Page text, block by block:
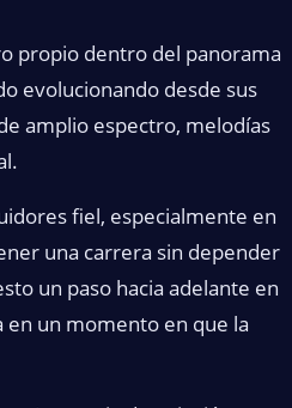
propio dentro del panorama
evolucionando desde sus
amplio espectro, melodías
fiel, especialmente en
una carrera sin depender
un paso hacia adelante en
un momento en que la